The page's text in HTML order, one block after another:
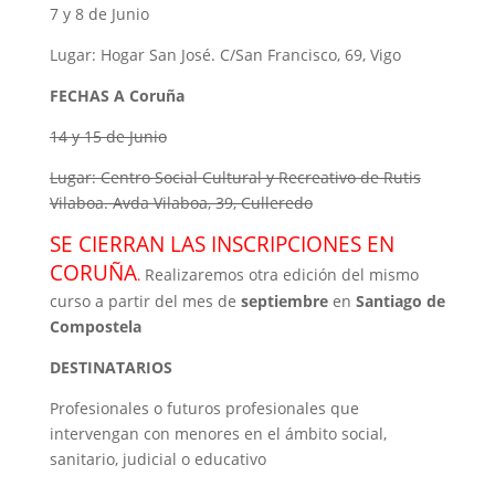
7 y 8 de Junio
Lugar: Hogar San José. C/San Francisco, 69, Vigo
FECHAS A Coruña
14 y 15 de Junio
Lugar: Centro Social Cultural y Recreativo de Rutis
Vilaboa. Avda Vilaboa, 39, Culleredo
SE CIERRAN LAS INSCRIPCIONES EN
CORUÑA.Realizaremos otra edición del mismo
curso a partir del mes de septiembreen Santiago de
Compostela
DESTINATARIOS
Profesionales o futuros profesionales que
intervengan con menores en el ámbito social,
sanitario, judicial o educativo